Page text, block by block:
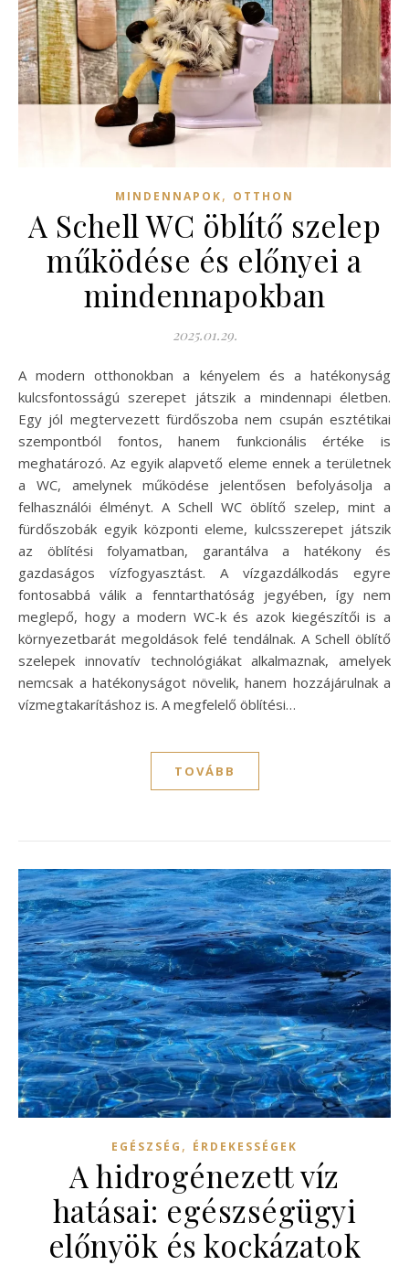
MINDENNAPOK, OTTHON
A Schell WC öblítő szelep
működése és előnyei a
mindennapokban
2025.01.29.
A modern otthonokban a kényelem és a hatékonyság
kulcsfontosságú szerepet játszik a mindennapi életben.
Egy jól megtervezett fürdőszoba nem csupán esztétikai
szempontból fontos, hanem funkcionális értéke is
meghatározó. Az egyik alapvető eleme ennek a területnek
a WC, amelynek működése jelentősen befolyásolja a
felhasználói élményt. A Schell WC öblítő szelep, mint a
fürdőszobák egyik központi eleme, kulcsszerepet játszik
az öblítési folyamatban, garantálva a hatékony és
gazdaságos vízfogyasztást. A vízgazdálkodás egyre
fontosabbá válik a fenntarthatóság jegyében, így nem
meglepő, hogy a modern WC-k és azok kiegészítői is a
környezetbarát megoldások felé tendálnak. A Schell öblítő
szelepek innovatív technológiákat alkalmaznak, amelyek
nemcsak a hatékonyságot növelik, hanem hozzájárulnak a
vízmegtakarításhoz is. A megfelelő öblítési…
TOVÁBB
EGÉSZSÉG , ÉRDEKESSÉGEK
A hidrogénezett víz
hatásai: egészségügyi
előnyök és kockázatok